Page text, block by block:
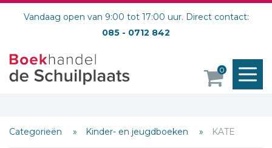
Vandaag open van 9:00 tot 17:00 uur. Direct contact:
085 - 0712 842
0
Categorieën Kinder- en jeugdboeken KATE